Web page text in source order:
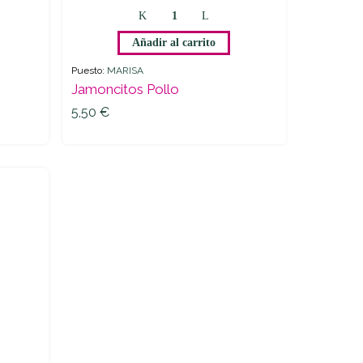
Jamoncitos
Pollo
quantity
Añadir al carrito
5,50€
Puesto: MARISA
Jamoncitos Pollo
5,50 €